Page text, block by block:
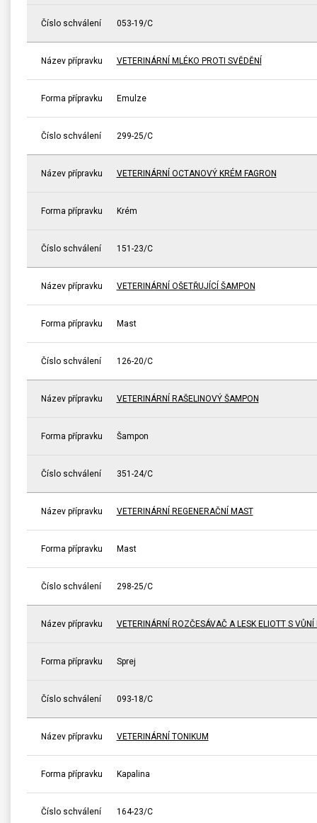
Číslo schválení 053-19/C
Název přípravku VETERINÁRNÍ MLÉKO PROTI SVĚDĚNÍ
Forma přípravku Emulze
Číslo schválení 299-25/C
Název přípravku VETERINÁRNÍ OCTANOVÝ KRÉM FAGRON
Forma přípravku Krém
Číslo schválení 151-23/C
Název přípravku VETERINÁRNÍ OŠETŘUJÍCÍ ŠAMPON
Forma přípravku Mast
Číslo schválení 126-20/C
Název přípravku VETERINÁRNÍ RAŠELINOVÝ ŠAMPON
Forma přípravku Šampon
Číslo schválení 351-24/C
Název přípravku VETERINÁRNÍ REGENERAČNÍ MAST
Forma přípravku Mast
Číslo schválení 298-25/C
Název přípravku VETERINÁRNÍ ROZČESÁVAČ A LESK ELIOTT S VŮNÍ
Forma přípravku Sprej
Číslo schválení 093-18/C
Název přípravku VETERINÁRNÍ TONIKUM
Forma přípravku Kapalina
Číslo schválení 164-23/C